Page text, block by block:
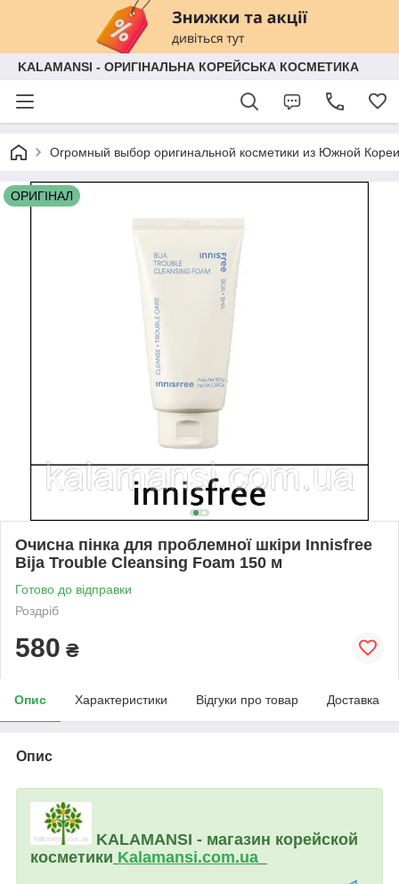
KALAMANSI - ОРИГІНАЛЬНА КОРЕЙСЬКА КОСМЕТИКА
Огромный выбор оригинальной косметики из Южной
ОРИГІНАЛ
Очисна пінка для проблемної шкіри Innisfree
Bija Trouble Cleansing Foam 150 м
Готово до відправки
Роздріб
580 ₴
Опис Характеристики Відгуки про товар Доставка
Опис
KALAMANSI - магазин корейской
косметики Kalamansi.com.ua